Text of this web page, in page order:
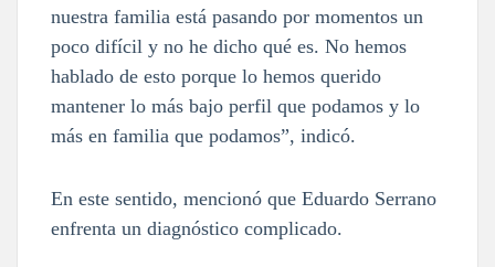
nuestra familia está pasando por momentos un
poco difícil y no he dicho qué es. No hemos
hablado de esto porque lo hemos querido
mantener lo más bajo perfil que podamos y lo
más en familia que podamos”, indicó.
En este sentido, mencionó que Eduardo Serrano
enfrenta un diagnóstico complicado.